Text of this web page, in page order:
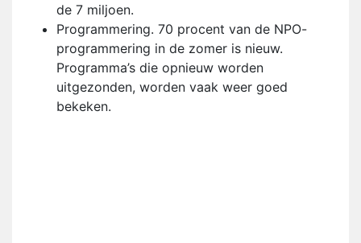
de 7 miljoen.
Programmering. 70 procent van de NPO-
programmering in de zomer is nieuw.
Programma’s die opnieuw worden
uitgezonden, worden vaak weer goed
bekeken.